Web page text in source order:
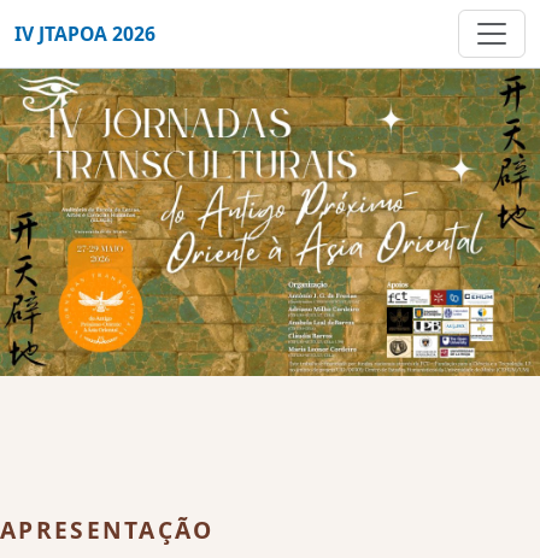
IV JTAPOA 2026
APRESENTAÇÃO